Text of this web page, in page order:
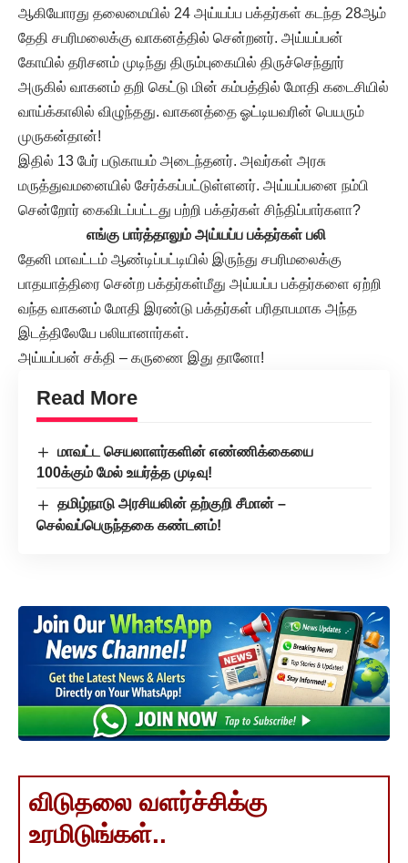
ஆகியோரது தலைமையில் 24 அய்யப்ப பக்தர்கள் கடந்த 28ஆம்
தேதி சபரிமலைக்கு வாகனத்தில் சென்றனர். அய்யப்பன்
கோயில் தரிசனம் முடிந்து திரும்புகையில் திருச்செந்தூர்
அருகில் வாகனம் தறி கெட்டு மின் கம்பத்தில் மோதி கடைசியில்
வாய்க்காலில் விழுந்தது. வாகனத்தை ஓட்டியவரின் பெயரும்
முருகன்தான்!
இதில் 13 பேர் படுகாயம் அடைந்தனர். அவர்கள் அரசு
மருத்துவமனையில் சேர்க்கப்பட்டுள்ளனர். அய்யப்பனை நம்பி
சென்றோர் கைவிடப்பட்டது பற்றி பக்தர்கள் சிந்திப்பார்களா?
எங்கு பார்த்தாலும் அய்யப்ப பக்தர்கள் பலி
தேனி மாவட்டம் ஆண்டிப்பட்டியில் இருந்து சபரிமலைக்கு
பாதயாத்திரை சென்ற பக்தர்கள்மீது அய்யப்ப பக்தர்களை ஏற்றி
வந்த வாகனம் மோதி இரண்டு பக்தர்கள் பரிதாபமாக அந்த
இடத்திலேயே பலியானார்கள்.
அய்யப்பன் சக்தி – கருணை இது தானோ!
Read More
மாவட்ட செயலாளர்களின் எண்ணிக்கையை
100க்கும் மேல் உயர்த்த முடிவு!
தமிழ்நாடு அரசியலின் தற்குறி சீமான் –
செல்வப்பெருந்தகை கண்டனம்!
விடுதலை வளர்ச்சிக்கு
உரமிடுங்கள்..